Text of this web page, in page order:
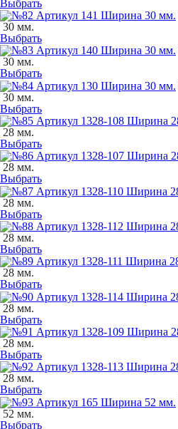
Выбрать
30 мм.
Выбрать
30 мм.
Выбрать
30 мм.
Выбрать
28 мм.
Выбрать
28 мм.
Выбрать
28 мм.
Выбрать
28 мм.
Выбрать
28 мм.
Выбрать
28 мм.
Выбрать
28 мм.
Выбрать
28 мм.
Выбрать
52 мм.
Выбрать